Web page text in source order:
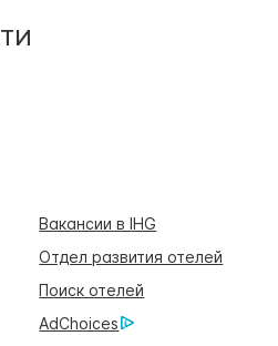
Вакансии в IHG
Отдел развития отелей
Поиск отелей
AdChoices